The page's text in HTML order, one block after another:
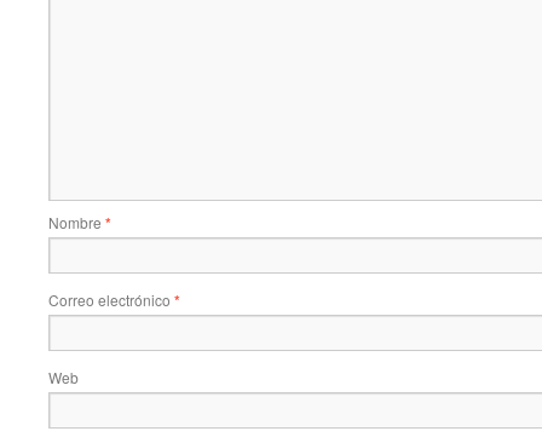
Nombre *
Correo electrónico *
Web